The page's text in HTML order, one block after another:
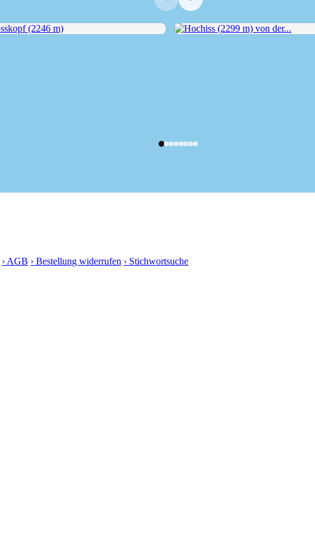
› AGB › Bestellung widerrufen › Stichwortsuche